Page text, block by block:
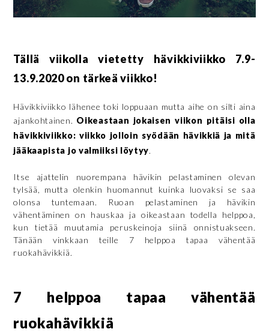
Tällä viikolla vietetty hävikkiviikko 7.9-
13.9.2020 on tärkeä viikko!
Hävikkiviikko lähenee toki loppuaan mutta aihe on silti aina
ajankohtainen. Oikeastaan jokaisen viikon pitäisi olla
hävikkiviikko: viikko jolloin syödään hävikkiä ja mitä
jääkaapista jo valmiiksi löytyy.
Itse ajattelin nuorempana hävikin pelastaminen olevan
tylsää, mutta olenkin huomannut kuinka luovaksi se saa
olonsa tuntemaan. Ruoan pelastaminen ja hävikin
vähentäminen on hauskaa ja oikeastaan todella helppoa,
kun tietää muutamia peruskeinoja siinä onnistuakseen.
Tänään vinkkaan teille 7 helppoa tapaa vähentää
ruokahävikkiä.
7 helppoa tapaa vähentää
ruokahävikkiä